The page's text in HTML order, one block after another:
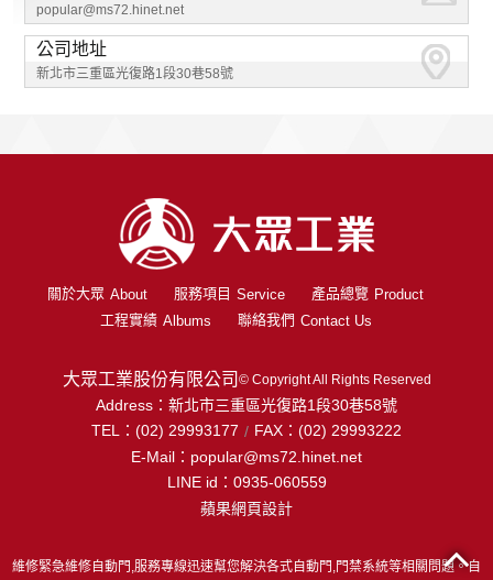
popular@ms72.hinet.net
公司地址
新北市三重區光復路1段30巷58號
關於大眾 About 服務項目 Service 產品總覽 Product
工程實績 Albums 聯絡我們 Contact Us
大眾工業股份有限公司 © Copyright All Rights Reserved
Address： 新北市三重區光復路1段30巷58號
TEL： (02) 29993177 / FAX： (02) 29993222
E-Mail： popular@ms72.hinet.net
LINE id： 0935-060559
蘋果網頁設計
維修緊急維修自動門,服務專線迅速幫您解決各式自動門,門禁系統等相關問題。自